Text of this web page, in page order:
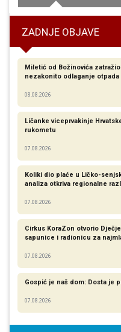
ZADNJE OBJAVE
Miletić od Božinovića
nezakonito odlaganje
08.08.2026
Ličanke viceprvakinje
rukometu
07.08.2026
Koliki dio plaće u Ličko-
analiza otkriva regionalne
07.08.2026
Cirkus KoraZon otvorio
sapunice i radionicu za
07.08.2026
Gospić je naš dom: Dosta je
07.08.2026